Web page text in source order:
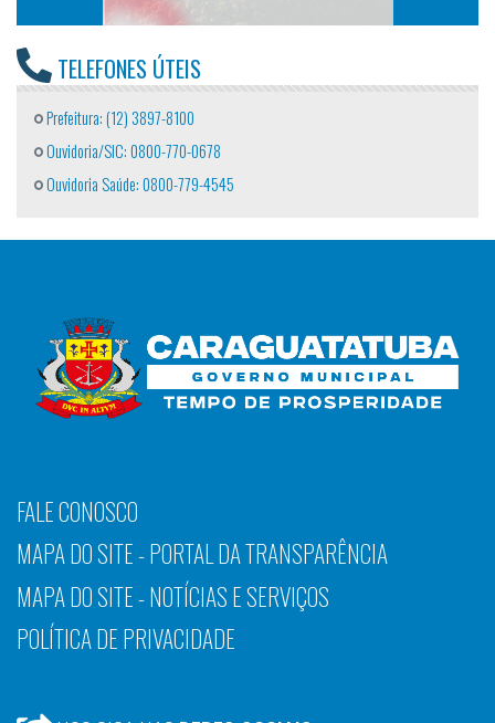
TELEFONES ÚTEIS
Prefeitura: (12) 3897-8100
Ouvidoria/SIC: 0800-770-0678
Ouvidoria Saúde: 0800-779-4545
FALE CONOSCO
MAPA DO SITE - PORTAL DA TRANSPARÊNCIA
MAPA DO SITE - NOTÍCIAS E SERVIÇOS
POLÍTICA DE PRIVACIDADE